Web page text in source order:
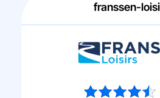
franssen-